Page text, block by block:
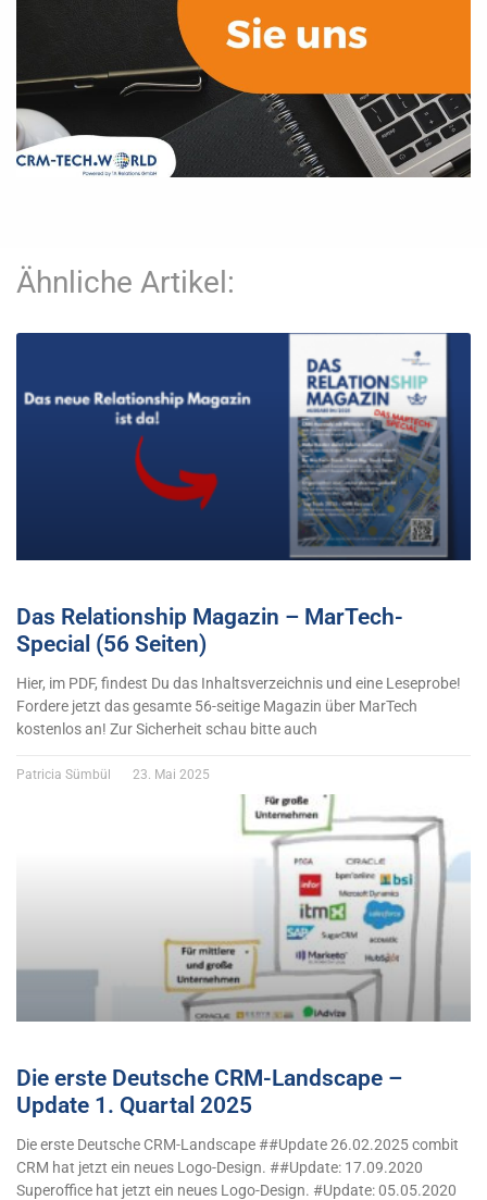
Ähnliche Artikel:
Das Relationship Magazin – MarTech-
Special (56 Seiten)
Hier, im PDF, findest Du das Inhaltsverzeichnis und eine Leseprobe!
Fordere jetzt das gesamte 56-seitige Magazin über MarTech
kostenlos an! Zur Sicherheit schau bitte auch
Patricia Sümbül 23. Mai 2025
Die erste Deutsche CRM-Landscape –
Update 1. Quartal 2025
Die erste Deutsche CRM-Landscape ##Update 26.02.2025 combit
CRM hat jetzt ein neues Logo-Design. ##Update: 17.09.2020
Superoffice hat jetzt ein neues Logo-Design. #Update: 05.05.2020